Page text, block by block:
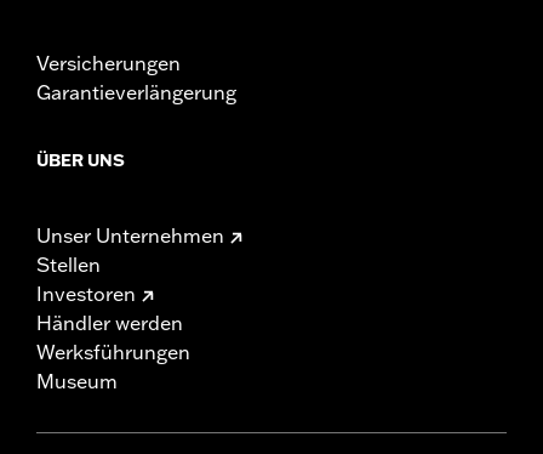
Versicherungen
Garantieverlängerung
ÜBER UNS
Unser Unternehmen
Stellen
Investoren
Händler werden
Werksführungen
Museum